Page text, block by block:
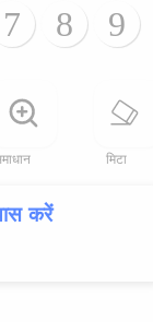
7 8 9
मिटा
करें